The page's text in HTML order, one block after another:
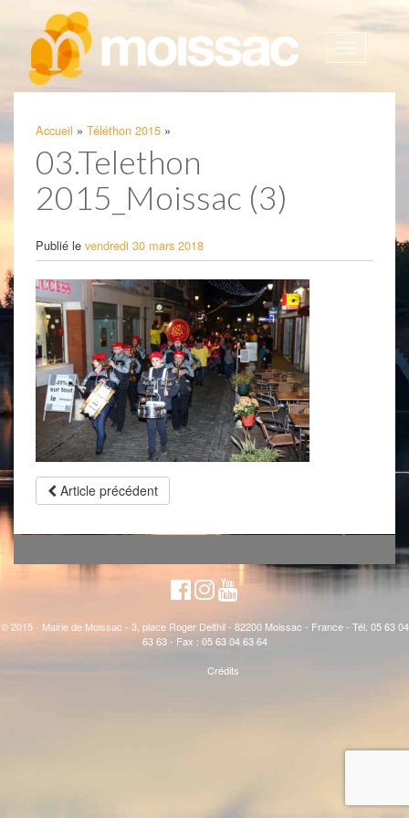
Afficher
Accueil » Téléthon 2015 »
03.Telethon
2015_Moissac (3)
Publié le vendredi 30 mars 2018
Article précédent
© 2015 - Mairie de Moissac - 3, place Roger Delthil - 82200 Moissac - France - Tél. 05 63 04
63 63 - Fax : 05 63 04 63 64
Crédits